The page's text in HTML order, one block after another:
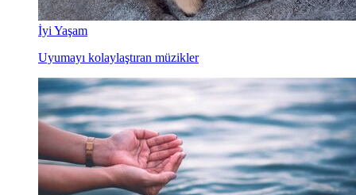
İyi Yaşam
Uyumayı kolaylaştıran müzikler